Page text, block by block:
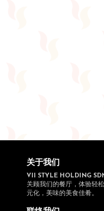
关于我们
VII STYLE HOLDING
关顾我们的餐厅，体验轻
元化，美味的美食佳肴。